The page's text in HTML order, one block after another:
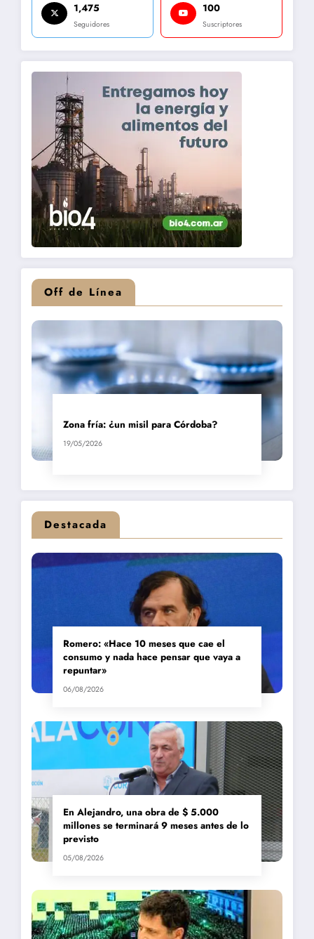
1,475
Seguidores
100
Suscriptores
Off de Línea
Zona fría: ¿un misil para Córdoba?
19/05/2026
Destacada
Romero: «Hace 10 meses que cae el
consumo y nada hace pensar que vaya a
repuntar»
06/08/2026
En Alejandro, una obra de $ 5.000
millones se terminará 9 meses antes de lo
previsto
05/08/2026